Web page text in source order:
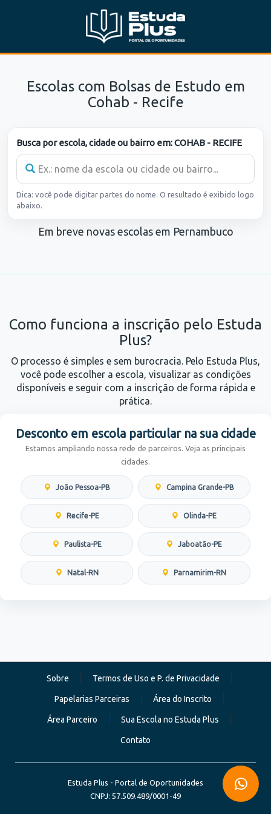
Escolas com Bolsas de Estudo em
Cohab - Recife
Busca por escola, cidade ou bairro em:COHAB - RECIFE
Dica: você pode digitar partes do nome. O resultado é exibido logo
abaixo.
Em breve novas escolas em Pernambuco
Como funciona a inscrição pelo Estuda
Plus?
O processo é simples e sem burocracia. Pelo Estuda Plus,
você pode escolher a escola, visualizar as condições
disponíveis e seguir com a inscrição de forma rápida e
prática.
Desconto em escola particular na sua cidade
Estamos ampliando nossa rede de parceiros. Veja as principais
cidades.
João Pessoa-PB Campina Grande-PB
Recife-PE Olinda-PE
Paulista-PE Jaboatão-PE
Natal-RN Parnamirim-RN
Sobre Termos de Uso e P. de Privacidade
Papelarias Parceiras Área do Inscrito
Área Parceiro Sua Escola no Estuda Plus
Contato
Estuda Plus - Portal de Oportunidades
CNPJ: 57.509.489/0001-49